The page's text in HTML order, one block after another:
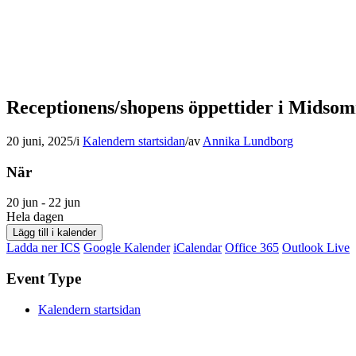
Receptionens/shopens öppettider i
20 juni, 2025/i Kalendern startsidan/av Annika Lundborg
När
20 jun - 22 jun
Hela dagen
Lägg till i kalender
Ladda ner ICS Google Kalender iCalendar Office 365 Outlook Live
Event Type
Kalendern startsidan